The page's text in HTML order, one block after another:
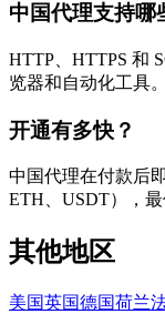
中国代理支持哪
HTTP、HTTPS 和
览器和自动化工具。
开通有多快？
中国代理在付款后
ETH、USDT），最
其他地区
美国英国德国荷兰